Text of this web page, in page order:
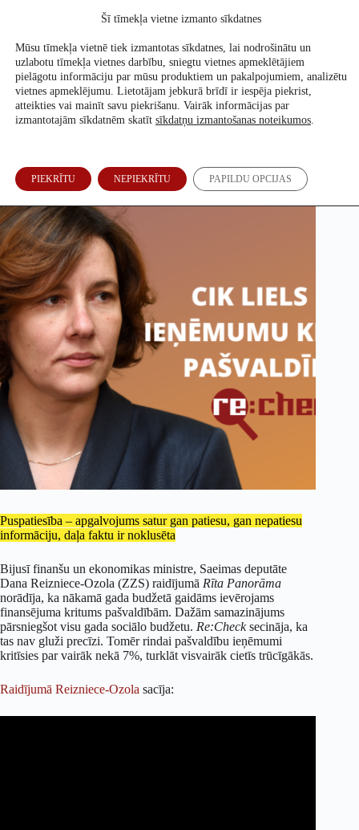
Atbalsti mūs
Lielākais ieņēmumu kritums trūcīgākajām pašvaldībām
Puspatiesība – apgalvojums satur gan patiesu, gan nepatiesu
informāciju, daļa faktu ir noklusēta
Bijusī finanšu un ekonomikas ministre, Saeimas deputāte
Dana Reizniece-Ozola (ZZS) raidījumā Rīta Panorāma
norādīja, ka nākamā gada budžetā gaidāms ievērojams
finansējuma kritums pašvaldībām. Dažām samazinājums
pārsniegšot visu gada sociālo budžetu. Re:Checksecināja, ka
tas nav gluži precīzi. Tomēr rindai pašvaldību ieņēmumi
kritīsies par vairāk nekā 7%, turklāt visvairāk cietīs trūcīgākās.
Raidījumā Reizniece-Ozola sacīja:
Šī tīmekļa vietne izmanto sīkdatnes
Mūsu tīmekļa vietnē tiek izmantotas sīkdatnes, lai nodrošinātu un
uzlabotu tīmekļa vietnes darbību, sniegtu vietnes apmeklētājiem
pielāgotu informāciju par mūsu produktiem un pakalpojumiem, analizētu
vietnes apmeklējumu. Lietotājam jebkurā brīdī ir iespēja piekrist,
atteikties vai mainīt savu piekrišanu. Vairāk informācijas par
izmantotajām sīkdatnēm skatīt sīkdatņu izmantošanas noteikumos.
PIEKRĪTU NEPIEKRĪTU PAPILDU OPCIJAS